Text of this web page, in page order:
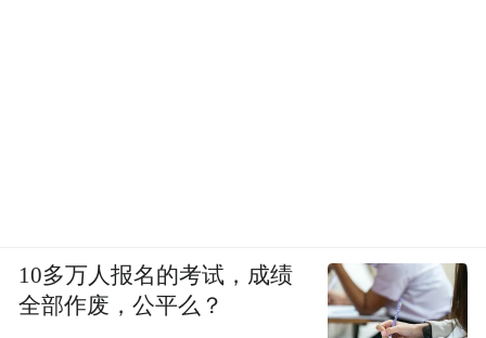
10多万人报名的考试，成绩
全部作废，公平么？